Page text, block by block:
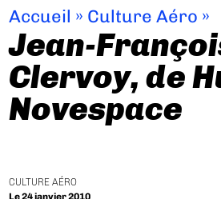
Accueil » Culture Aéro »
Jean-
Clervoy, de
Novespace
CULTURE AÉRO
Le 24 janvier 2010